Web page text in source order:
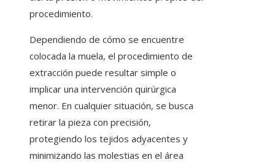
procedimiento.
Dependiendo de cómo se encuentre
colocada la muela, el procedimiento de
extracción puede resultar simple o
implicar una intervención quirúrgica
menor. En cualquier situación, se busca
retirar la pieza con precisión,
protegiendo los tejidos adyacentes y
minimizando las molestias en el área